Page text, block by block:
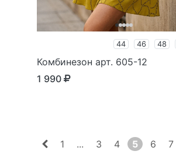
44 46 48
Комбинезон арт. 605-12
1 990
1 ... 3 4 5 6 7